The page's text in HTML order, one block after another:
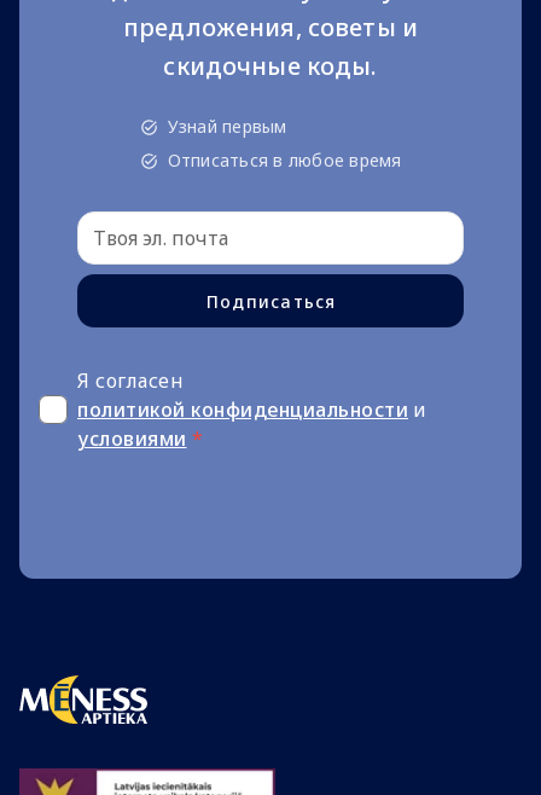
предложения, советы и
скидочные коды.
Узнай первым
Отписаться в любое время
Подписаться
Я согласен
политикой конфиденциальности и
условиями *